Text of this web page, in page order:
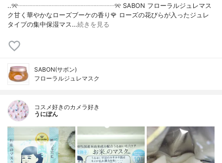
..୨୧┈┈┈┈┈┈┈┈┈┈┈┈┈┈┈୨୧ SABON フローラルジュレマス
ク甘く華やかなローズブーケの香り🌹 ローズの花びらが入ったジュレ
タイプの集中保湿マス…続きを見る
SABON(サボン)
フローラルジュレマスク
コスメ好きのカメラ好き
うにぽん